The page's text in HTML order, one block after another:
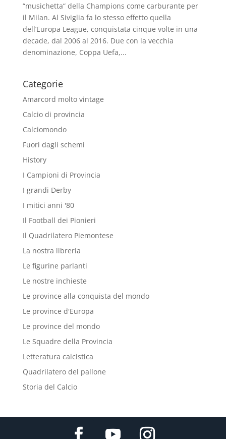
“musichetta“ della Champions come carburante per
il Milan. Al Siviglia fa lo stesso effetto quella
dell’Europa League, conquistata cinque volte in una
decade, dal 2006 al 2016. Due con la vecchia
denominazione, Coppa Uefa,...
Categorie
Amarcord molto vintage
Calcio di provincia
Calciomondo
Fuori dagli schemi
History
I Campioni di Provincia
I grandi Derby
I mitici anni '80
Il Football dei Pionieri
Il Quadrilatero Piemontese
La nostra libreria
Le figurine parlanti
Le nostre inchieste
Le province alla conquista del mondo
Le province d'Europa
Le province del mondo
Le Squadre della Provincia
Letteratura calcistica
Quadrilatero del pallone
Storia del Calcio